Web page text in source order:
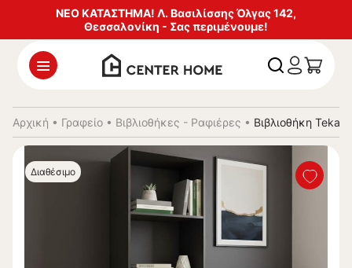
ΝΕΟ ΚΑΤΑΣΤΗΜΑ! Λ. Βασιλίσσης Όλγας 142,
Θεσσαλονίκη - Σας περιμένουμε!
Αρχική • Γραφείο • Βιβλιοθήκες - Ραφιέρες • Βιβλιοθήκη
Διαθέσιμο